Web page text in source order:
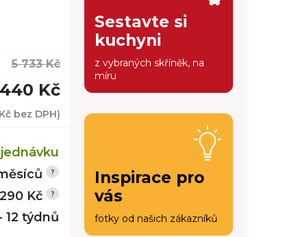
5 733 Kč
Kč
bez DPH)
Kč
12 týdnů
Sestavte si
kuchyni
z vybraných skříněk, na
míru
Inspirace pro
vás
fotky od našich zákazníků